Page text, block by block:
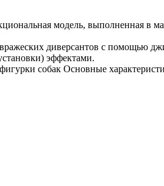
модель, выполненная в
диверсантов с помощью
эффектами.
собак Основные